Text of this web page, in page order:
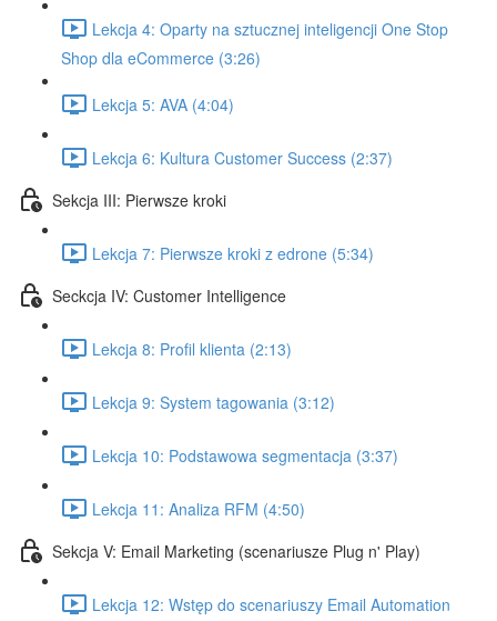
Lekcja 4: Oparty na sztucznej inteligencji One Stop
Shop dla eCommerce (3:26)
Lekcja 5: AVA (4:04)
Lekcja 6: Kultura Customer Success (2:37)
Sekcja III: Pierwsze kroki
Lekcja 7: Pierwsze kroki z edrone (5:34)
Seckcja IV: Customer Intelligence
Lekcja 8: Profil klienta (2:13)
Lekcja 9: System tagowania (3:12)
Lekcja 10: Podstawowa segmentacja (3:37)
Lekcja 11: Analiza RFM (4:50)
Sekcja V: Email Marketing (scenariusze Plug n' Play)
Lekcja 12: Wstęp do scenariuszy Email Automation